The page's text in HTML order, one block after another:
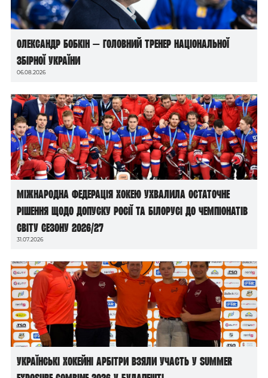
Олександр Бобкін — головний тренер національної
збірної України
06.08.2026
Міжнародна федерація хокею ухвалила остаточне
рішення щодо допуску росії та білорусі до чемпіонатів
світу сезону 2026/27
31.07.2026
Українські хокейні арбітри взяли участь у Summer